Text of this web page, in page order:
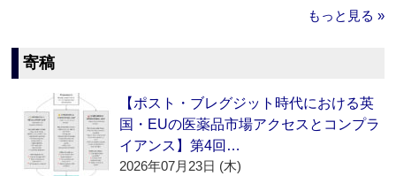
もっと見る »
寄稿
【ポスト・ブレグジット時代における英
国・EUの医薬品市場アクセスとコンプラ
イアンス】第4回…
2026年07月23日 (木)